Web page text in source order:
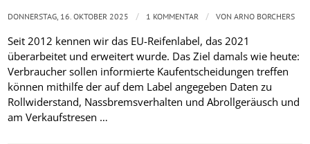
Seit 2012 kennen wir das EU-Reifenlabel, das 2021
überarbeitet und erweitert wurde. Das Ziel damals wie heute:
Verbraucher sollen informierte Kaufentscheidungen treffen
können mithilfe der auf dem Label angegeben Daten zu
Rollwiderstand, Nassbremsverhalten und Abrollgeräusch und
am Verkaufstresen …
DONNERSTAG, 16. OKTOBER 2025 / 1 KOMMENTAR / VONARNO BORCHERS